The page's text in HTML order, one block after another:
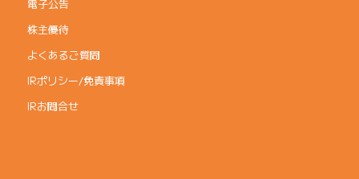
電子公告
株主優待
よくあるご質問
IRポリシー/免責事項
IRお問合せ